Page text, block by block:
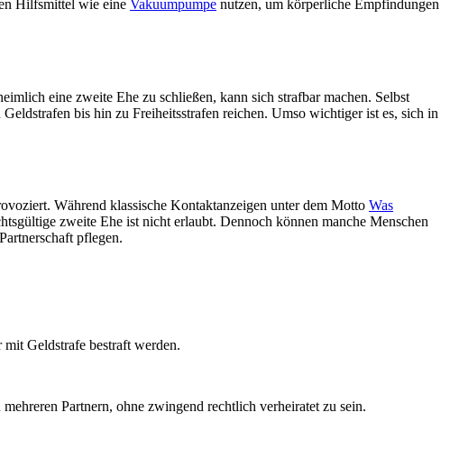
Hilfsmittel wie eine Vakuumpumpe nutzen, um körperliche Empfindungen
eine zweite Ehe zu schließen, kann sich strafbar machen. Selbst
bis hin zu Freiheitsstrafen reichen. Umso wichtiger ist es, sich in
Während klassische Kontaktanzeigen unter dem Motto Was
zweite Ehe ist nicht erlaubt. Dennoch können manche Menschen
pflegen.
Geldstrafe bestraft werden.
Partnern, ohne zwingend rechtlich verheiratet zu sein.